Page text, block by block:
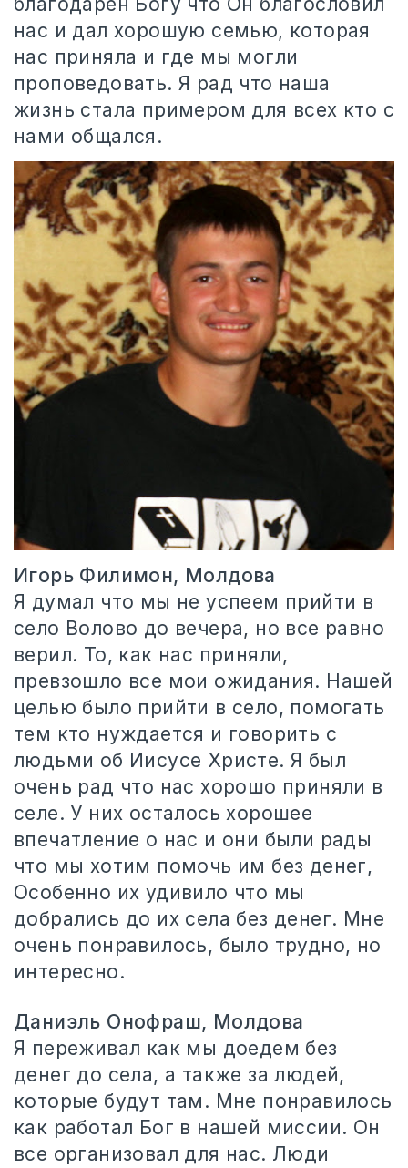
нас и дал хорошую семью, которая
нас приняла и где мы могли
проповедовать. Я рад что наша
жизнь стала примером для всех кто с
нами общался.
Игорь Филимон, Молдова
Я думал что мы не успеем прийти в
село Волово до вечера, но все равно
верил. То, как нас приняли,
превзошло все мои ожидания. Нашей
целью было прийти в село, помогать
тем кто нуждается и говорить с
людьми об Иисусе Христе. Я был
очень рад что нас хорошо приняли в
селе. У них осталось хорошее
впечатление о нас и они были рады
что мы хотим помочь им без денег,
Особенно их удивило что мы
добрались до их села без денег. Мне
очень понравилось, было трудно, но
интересно.
Даниэль Онофраш, Молдова
Я переживал как мы доедем без
денег до села, а также за людей,
которые будут там. Мне понравилось
как работал Бог в нашей миссии. Он
все организовал для нас. Люди